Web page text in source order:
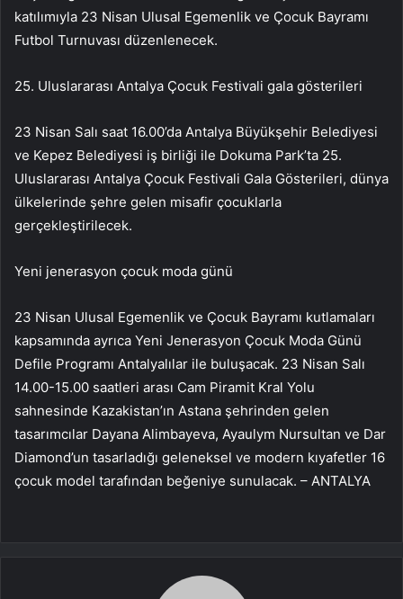
katılımıyla 23 Nisan Ulusal Egemenlik ve Çocuk Bayramı
Futbol Turnuvası düzenlenecek.
25. Uluslararası Antalya Çocuk Festivali gala gösterileri
23 Nisan Salı saat 16.00’da Antalya Büyükşehir Belediyesi
ve Kepez Belediyesi iş birliği ile Dokuma Park’ta 25.
Uluslararası Antalya Çocuk Festivali Gala Gösterileri, dünya
ülkelerinde şehre gelen misafir çocuklarla
gerçekleştirilecek.
Yeni jenerasyon çocuk moda günü
23 Nisan Ulusal Egemenlik ve Çocuk Bayramı kutlamaları
kapsamında ayrıca Yeni Jenerasyon Çocuk Moda Günü
Defile Programı Antalyalılar ile buluşacak. 23 Nisan Salı
14.00-15.00 saatleri arası Cam Piramit Kral Yolu
sahnesinde Kazakistan’ın Astana şehrinden gelen
tasarımcılar Dayana Alimbayeva, Ayaulym Nursultan ve Dar
Diamond’un tasarladığı geleneksel ve modern kıyafetler 16
çocuk model tarafından beğeniye sunulacak. – ANTALYA